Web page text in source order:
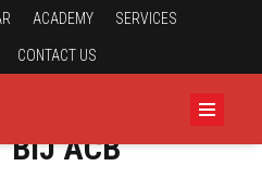
ACADEMY SERVICES
CONTACT US
BIJ ACB